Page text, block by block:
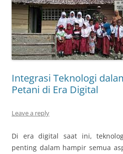
Integrasi Teknologi
Petani di Era Digital
Leave a reply
Di era digital saat ini,
penting dalam hampir semua